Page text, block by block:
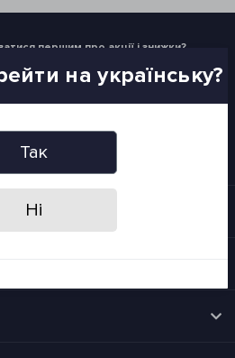
першим про акції і знижки?
на нашу розсилку
ПІДПИСАТИСЯ
на українську?
Так
Ні